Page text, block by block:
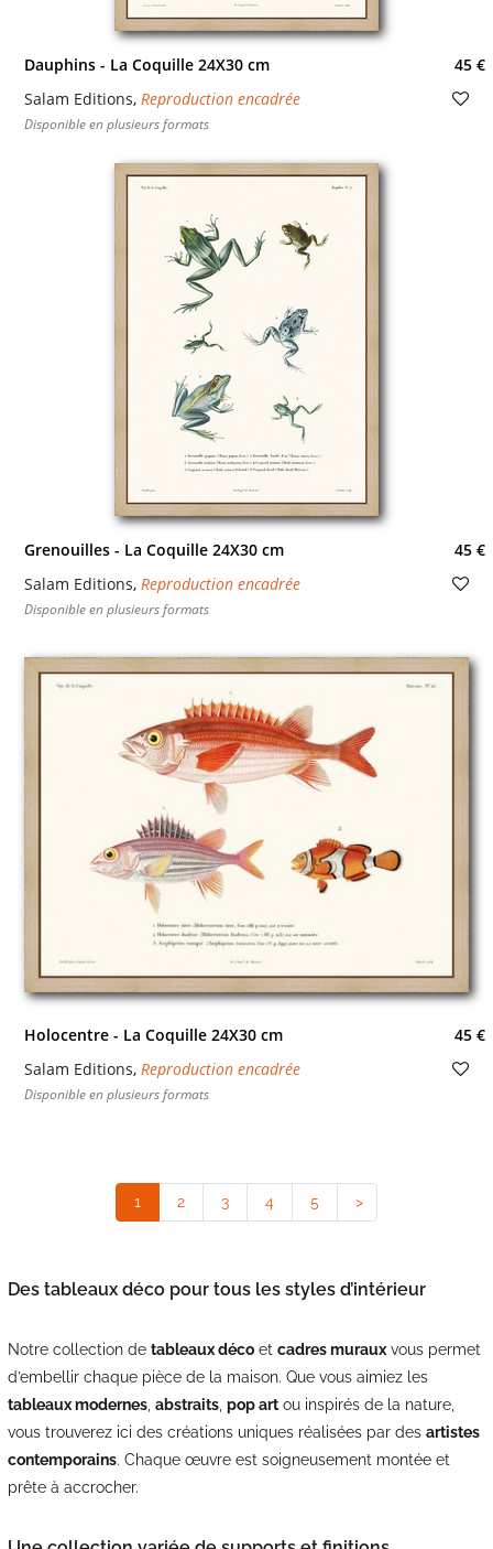
Dauphins - La Coquille 24X30 cm
45 €
Salam Editions, Reproduction encadrée
Disponible en plusieurs formats
Grenouilles - La Coquille 24X30 cm
45 €
Salam Editions, Reproduction encadrée
Disponible en plusieurs formats
Holocentre - La Coquille 24X30 cm
45 €
Salam Editions, Reproduction encadrée
Disponible en plusieurs formats
1 (current)
2 3 4 5 >
Des tableaux déco pour tous les styles d’intérieur
Notre collection de tableaux décoet cadres murauxvous permet
d’embellir chaque pièce de la maison. Que vous aimiez les
tableaux modernes, abstraits, pop artou inspirés de la nature,
vous trouverez ici des créations uniques réalisées par des artistes
contemporains. Chaque œuvre est soigneusement montée et
prête à accrocher.